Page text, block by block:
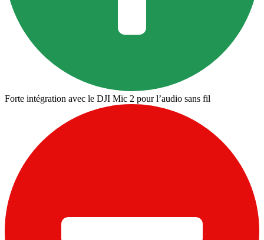
Forte intégration avec le DJI Mic 2 pour l’audio sans fil